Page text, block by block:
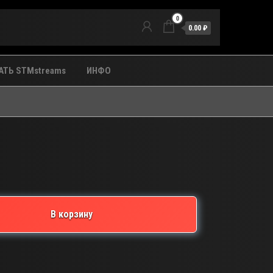
0
0.00 ₽
STMstreams ИНФО
В корзину